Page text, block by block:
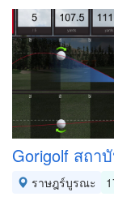
Gorigolf สถา
ราษฎร์บูรณะ